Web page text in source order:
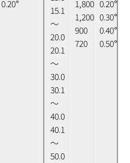
0.20°
15.1
～
20.0
20.1
～
30.0
30.1
～
40.0
40.1
～
50.0
1,800
1,200
900
720
0.20°
0.30°
0.40°
0.50°